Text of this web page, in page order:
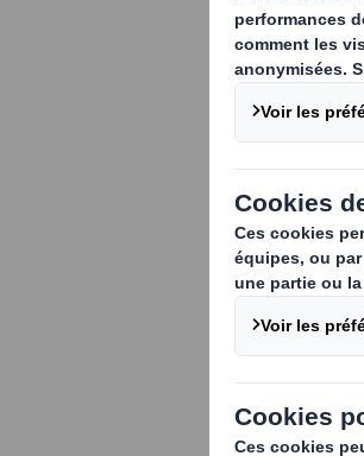
DS Smith
Usage
Préparation